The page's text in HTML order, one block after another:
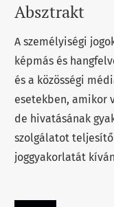
Absztrakt
A személyiségi
képmás és
és a közösségi
esetekben, amikor
de hivatásának
szolgálatot teljesítő
joggyakorlatát